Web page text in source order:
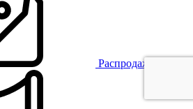
Распродажа